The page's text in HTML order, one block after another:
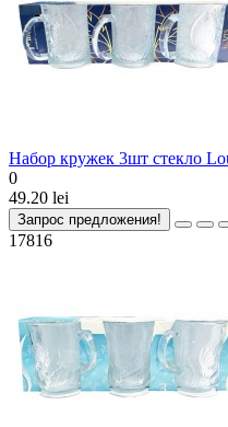
Набор кружек 3шт стекло
0
49.20 lei
Запрос предложения!
17816